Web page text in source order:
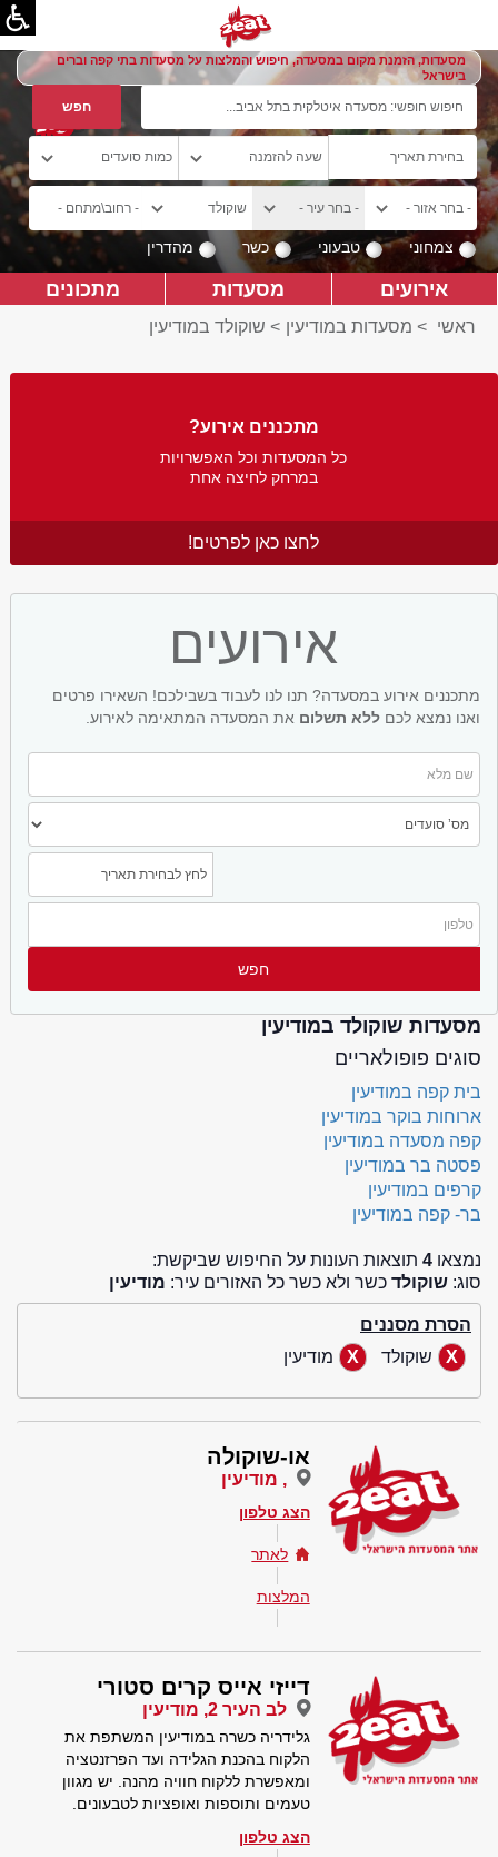
מסעדות, הזמנת מקום במסעדה, חיפוש והמלצות על מסעדות בתי קפה וברים
בישראל
צמחוני טבעוני כשר מהדרין
אירועים מסעדות מתכונים
ראשי > מסעדות במודיעין > שוקולד במודיעין
מתכננים אירוע?
כל המסעדות וכל האפשרויות
במרחק לחיצה אחת
לחצו כאן לפרטים!
אירועים
מתכננים אירוע במסעדה? תנו לנו לעבוד בשבילכם! השאירו פרטים
ואנו נמצא לכם ללא תשלום את המסעדה המתאימה לאירוע.
מסעדות שוקולד במודיעין
סוגים פופולאריים
בית קפה במודיעין
ארוחות בוקר במודיעין
קפה מסעדה במודיעין
פסטה בר במודיעין
קרפים במודיעין
בר- קפה במודיעין
נמצאו 4 תוצאות העונות על החיפוש שביקשת:
סוג: שוקולד כשר ולא כשר כל האזורים עיר: מודיעין
הסרת מסננים
שוקולד
מודיעין
או-שוקולה
, מודיעין
הצג טלפון
לאתר
המלצות
דייזי אייס קרים סטורי
לב העיר 2, מודיעין
גלידריה כשרה במודיעין המשתפת את
הלקוח בהכנת הגלידה ועד הפרזנטציה
ומאפשרת ללקוח חוויה מהנה. יש מגוון
טעמים ותוספות ואופציות לטבעונים.
הצג טלפון